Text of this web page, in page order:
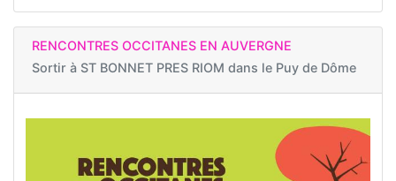
RENCONTRES OCCITANES EN AUVERGNE
Sortir à ST BONNET PRES RIOM dans le Puy de Dôme